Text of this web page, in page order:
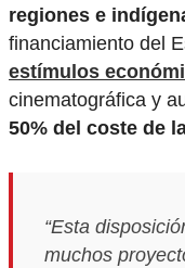
regiones e
financiamiento del
estímulos
cinematográfica y
50% del coste de
“Esta
muchos